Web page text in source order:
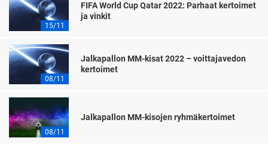
15/11
FIFA World Cup Qatar 2022: Parhaat kertoimet
ja vinkit
08/11
Jalkapallon MM-kisat 2022 – voittajavedon
kertoimet
08/11
Jalkapallon MM-kisojen ryhmäkertoimet